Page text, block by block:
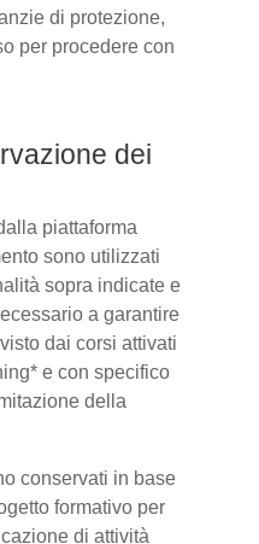
di protezione,
per procedere con
dei
piattaforma
sono utilizzati
sopra indicate e
a garantire
dai corsi attivati
e con specifico
della
conservati in base
formativo per
di attività